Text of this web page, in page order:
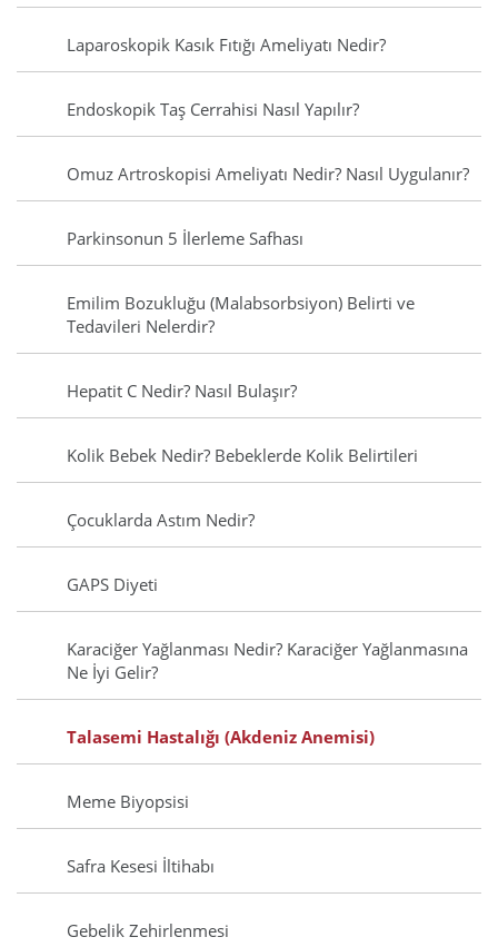
Laparoskopik Kasık Fıtığı Ameliyatı Nedir?
Endoskopik Taş Cerrahisi Nasıl Yapılır?
Omuz Artroskopisi Ameliyatı Nedir? Nasıl Uygulanır?
Parkinsonun 5 İlerleme Safhası
Emilim Bozukluğu (Malabsorbsiyon) Belirti ve
Tedavileri Nelerdir?
Hepatit C Nedir? Nasıl Bulaşır?
Kolik Bebek Nedir? Bebeklerde Kolik Belirtileri
Çocuklarda Astım Nedir?
GAPS Diyeti
Karaciğer Yağlanması Nedir? Karaciğer Yağlanmasına
Ne İyi Gelir?
Talasemi Hastalığı (Akdeniz Anemisi)
Meme Biyopsisi
Safra Kesesi İltihabı
Gebelik Zehirlenmesi